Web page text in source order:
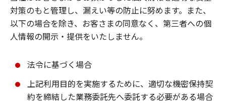
対策のもと管理し、漏えい等の防止に努めます。また、
以下の場合を除き、お客さまの同意なく、第三者への個
人情報の開示・提供をいたしません。
法令に基づく場合
上記利用目的を実施するために、適切な機密保持契
約を締結した業務委託先へ委託する必要がある場合